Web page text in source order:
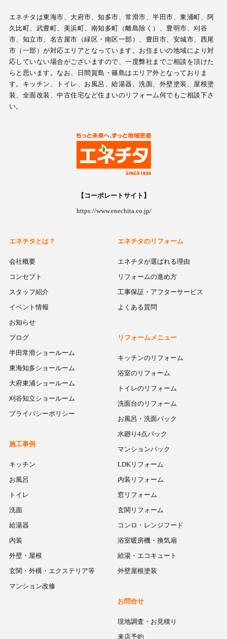
エネチタは東海市、大府市、知多市、常滑市、半田市、東浦町、阿
久比町、武豊町、美浜町、南知多町（離島除く）、豊明市、刈谷
市、知立市、名古屋市（緑区・南区一部）、豊田市、安城市、西尾
市（一部）が対応エリアとなっています。お住まいの地域により対
応していない場合がございますので、一度弊社までご相談を頂けた
らと思います。なお、日間賀島・篠島はエリア外となっておりま
す。キッチン、トイレ、お風呂、給湯器、洗面、外壁塗装、屋根塗
装、全面改装、中古住宅など住まいのリフォーム何でもご相談下さ
い。
【コーポレートサイト】
https://www.enechita.co.jp/
エネチタとは？
会社概要
コンセプト
スタッフ紹介
イベント情報
お知らせ
ブログ
半田常滑ショールーム
東海知多ショールーム
大府東浦ショールーム
刈谷知立ショールーム
プライバシーポリシー
エネチタのリフォーム
エネチタが選ばれる理由
リフォームの進め方
工事保証・アフターサービス
よくある質問
リフォームメニュー
キッチンのリフォーム
浴室のリフォーム
トイレのリフォーム
洗面台のリフォーム
お風呂・洗面パック
水廻り4点パック
マンションパック
LDKリフォーム
内装リフォーム
窓リフォーム
玄関リフォーム
コンロ・レンジフード
浴室暖房機・換気扇
給湯・エコキュート
外壁屋根塗装
施工事例
キッチン
お風呂
トイレ
洗面
給湯器
内装
外壁・屋根
玄関・外構・エクステリア等
マンション改修
お問合せ
現地調査・お見積り
来店予約